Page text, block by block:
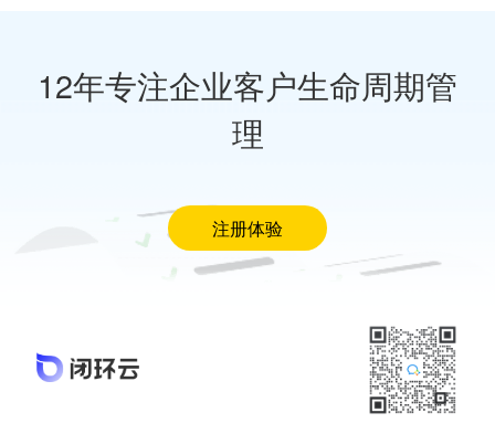
12年专注企业客户生命周期管
理
注册体验